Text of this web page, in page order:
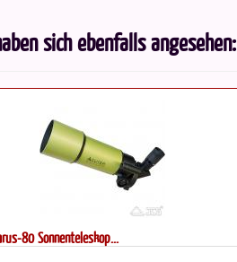
sich ebenfalls angesehen:
50 Teleskopset